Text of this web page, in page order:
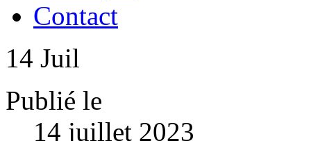
Contact
14 Juil
Publié le
14 juillet 2023